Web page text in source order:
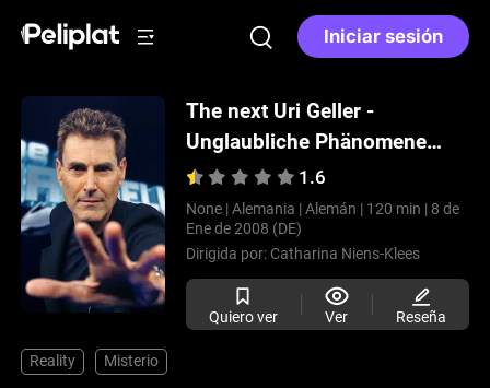
Iniciar sesión
The next Uri Geller -
Unglaubliche Phänomene
live (2008) 1.6
None | Alemania | Alemán | 120 min | 8 de
Ene de 2008 (DE)
Dirigida por: Catharina Niens-Klees
Quiero ver Ver Reseña
Reality Misterio